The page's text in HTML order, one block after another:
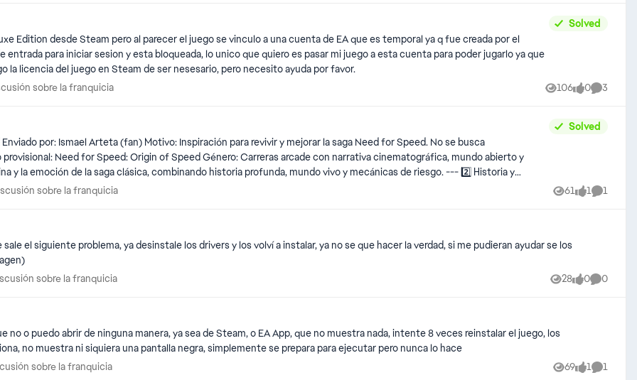
Edition desde Steam pero al parecer el juego se vinculo a una cuenta de EA que es temporal ya q fue creada por el
para iniciar sesion y esta bloqueada, lo unico que quiero es pasar mi juego a esta cuenta para poder jugarlo ya que
licencia del juego en Steam de ser nesesario, pero necesito ayuda por favor.
Solved
sobre la franquicia
sobre la franquicia 106
Views 0
likes 3
con distritos nocturnos, plazas,
--- 4️⃣ Vehículos y personalización Coche insignia: Mustang ’68 negro
Wanted”: habilidad de velocidad extrema
Solved
Discusión sobre la franquicia
sobre la franquicia 61
Views 1
like 1
Comment
el siguiente problema, ya desinstale los drivers y los volví a instalar, ya no se que hacer la verdad, si me pudieran ayudar se los
imagen)
sobre la franquicia
sobre la franquicia 28
Views 0
likes 0
no o puedo abrir de ninguna manera, ya sea de Steam, o EA App, que no muestra nada, intente 8 veces reinstalar el juego, los
10 y la grafica, pero nada funciona, no muestra ni siquiera una pantalla negra, simplemente se prepara para ejecutar pero nunca lo hace
sobre la franquicia
sobre la franquicia 69
Views 1
like 1
Comment